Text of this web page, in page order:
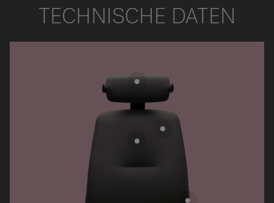
TECHNISCHE DATEN